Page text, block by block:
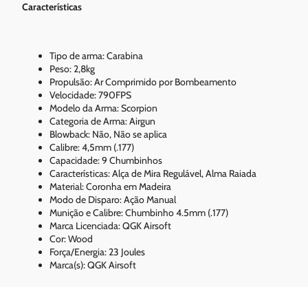
Características
Tipo de arma: Carabina
Peso: 2,8kg
Propulsão: Ar Comprimido por Bombeamento
Velocidade: 790FPS
Modelo da Arma: Scorpion
Categoria de Arma: Airgun
Blowback: Não, Não se aplica
Calibre: 4,5mm (.177)
Capacidade: 9 Chumbinhos
Características: Alça de Mira Regulável, Alma Raiada
Material: Coronha em Madeira
Modo de Disparo: Ação Manual
Munição e Calibre: Chumbinho 4.5mm (.177)
Marca Licenciada: QGK Airsoft
Cor: Wood
Força/Energia: 23 Joules
Marca(s): QGK Airsoft